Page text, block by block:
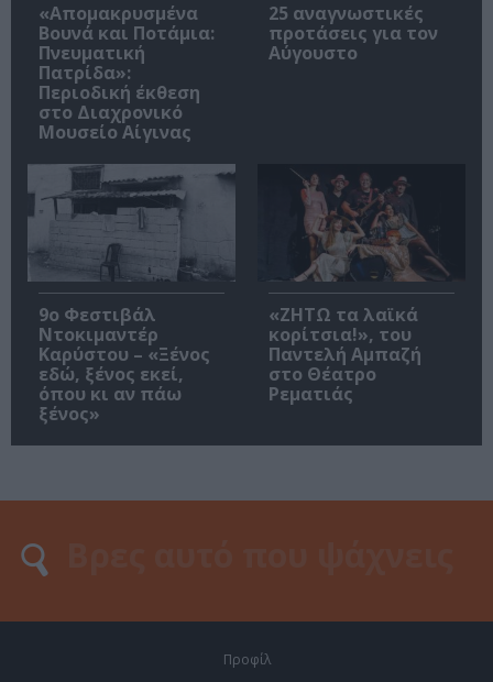
«Απομακρυσμένα
Βουνά και Ποτάμια:
Πνευματική
Πατρίδα»:
Περιοδική έκθεση
στο Διαχρονικό
Μουσείο Αίγινας
25 αναγνωστικές
προτάσεις για τον
Αύγουστο
9ο Φεστιβάλ
Ντοκιμαντέρ
Καρύστου – «Ξένος
εδώ, ξένος εκεί,
όπου κι αν πάω
ξένος»
«ΖΗΤΩ τα λαϊκά
κορίτσια!», του
Παντελή Αμπαζή
στο Θέατρο
Ρεματιάς
Προφίλ